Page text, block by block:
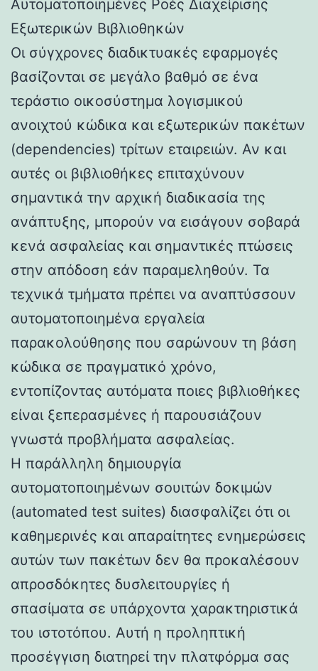
Αυτοματοποιημένες Ροές Διαχείρισης
Εξωτερικών Βιβλιοθηκών
Οι σύγχρονες διαδικτυακές εφαρμογές
βασίζονται σε μεγάλο βαθμό σε ένα
τεράστιο οικοσύστημα λογισμικού
ανοιχτού κώδικα και εξωτερικών πακέτων
(dependencies) τρίτων εταιρειών. Αν και
αυτές οι βιβλιοθήκες επιταχύνουν
σημαντικά την αρχική διαδικασία της
ανάπτυξης, μπορούν να εισάγουν σοβαρά
κενά ασφαλείας και σημαντικές πτώσεις
στην απόδοση εάν παραμεληθούν. Τα
τεχνικά τμήματα πρέπει να αναπτύσσουν
αυτοματοποιημένα εργαλεία
παρακολούθησης που σαρώνουν τη βάση
κώδικα σε πραγματικό χρόνο,
εντοπίζοντας αυτόματα ποιες βιβλιοθήκες
είναι ξεπερασμένες ή παρουσιάζουν
γνωστά προβλήματα ασφαλείας.
Η παράλληλη δημιουργία
αυτοματοποιημένων σουιτών δοκιμών
(automated test suites) διασφαλίζει ότι οι
καθημερινές και απαραίτητες ενημερώσεις
αυτών των πακέτων δεν θα προκαλέσουν
απροσδόκητες δυσλειτουργίες ή
σπασίματα σε υπάρχοντα χαρακτηριστικά
του ιστοτόπου. Αυτή η προληπτική
προσέγγιση διατηρεί την πλατφόρμα σας